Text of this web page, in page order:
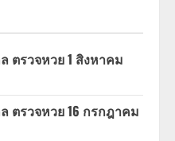
ตรวจหวย 1 สิงหาคม
ตรวจหวย 16 กรกฎาคม